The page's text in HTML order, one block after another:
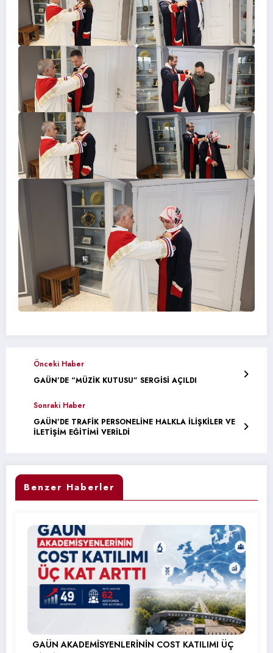
Önceki Haber
GAÜN’DE “MÜZİK KUTUSU” SERGİSİ AÇILDI
Sonraki Haber
GAÜN’DE TRAFİK PERSONELİNE HALKLA İLİŞKİLER VE
İLETİŞİM EĞİTİMİ VERİLDİ
Benzer Haberler
GAÜN AKADEMİSYENLERİNİN COST KATILIMI ÜÇ